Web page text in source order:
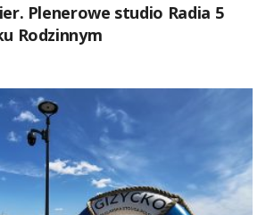
Plenerowe studio Radia 5
Rodzinnym